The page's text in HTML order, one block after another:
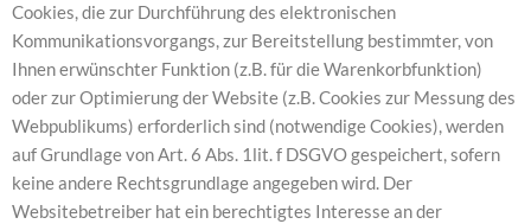
Cookies, die zur Durchführung des elektronischen
Kommunikationsvorgangs, zur Bereitstellung bestimmter, von
Ihnen erwünschter Funktion (z.B. für die Warenkorbfunktion)
oder zur Optimierung der Website (z.B. Cookies zur Messung des
Webpublikums) erforderlich sind (notwendige Cookies), werden
auf Grundlage von Art. 6 Abs. 1lit. f DSGVO gespeichert, sofern
keine andere Rechtsgrundlage angegeben wird. Der
Websitebetreiber hat ein berechtigtes Interesse an der